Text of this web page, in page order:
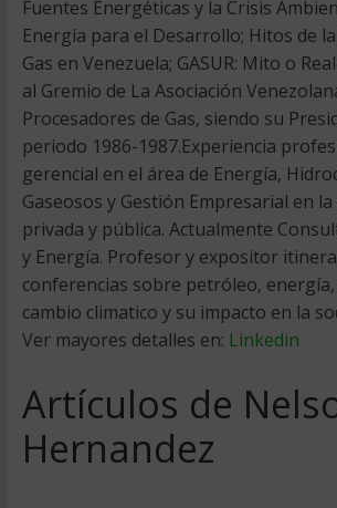
Fuentes Energéticas y la Crisis
Energía para el Desarrollo; Hitos de
Gas en Venezuela; GASUR: Mito o
al Gremio de La Asociación
Procesadores de Gas, siendo su
periodo 1986-1987.Experiencia
gerencial en el área de Energía,
Gaseosos y Gestión Empresarial en
privada y pública. Actualmente
y Energía. Profesor y expositor
conferencias sobre petróleo,
cambio climatico y su impacto en la
Ver mayores detalles en: Linkedin
Artículos de
Hernandez